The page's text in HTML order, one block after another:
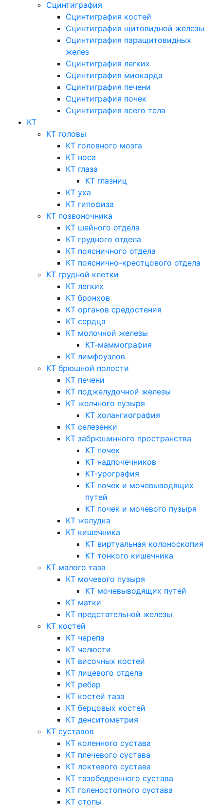
Сцинтиграфия
Сцинтиграфия костей
Сцинтиграфия щитовидной железы
Сцинтиграфия паращитовидных
желез
Сцинтиграфия легких
Сцинтиграфия миокарда
Сцинтиграфия печени
Сцинтиграфия почек
Сцинтиграфия всего тела
КТ
КТ головы
КТ головного мозга
КТ носа
КТ глаза
КТ глазниц
КТ уха
КТ гипофиза
КТ позвоночника
КТ шейного отдела
КТ грудного отдела
КТ поясничного отдела
КТ пояснично-крестцового отдела
КТ грудной клетки
КТ легких
КТ бронхов
КТ органов средостения
КТ сердца
КТ молочной железы
КТ-маммография
КТ лимфоузлов
КТ брюшной полости
КТ печени
КТ поджелудочной железы
КТ желчного пузыря
КТ холангиография
КТ селезенки
КТ забрюшинного пространства
КТ почек
КТ надпочечников
КТ-урография
КТ почек и мочевыводящих
путей
КТ почек и мочевого пузыря
КТ желудка
КТ кишечника
КТ виртуальная колоноскопия
КТ тонкого кишечника
КТ малого таза
КТ мочевого пузыря
КТ мочевыводящих путей
КТ матки
КТ предстательной железы
КТ костей
КТ черепа
КТ челюсти
КТ височных костей
КТ лицевого отдела
КТ ребер
КТ костей таза
КТ берцовых костей
КТ денситометрия
КТ суставов
КТ коленного сустава
КТ плечевого сустава
КТ локтевого сустава
КТ тазобедренного сустава
КТ голеностопного сустава
КТ стопы